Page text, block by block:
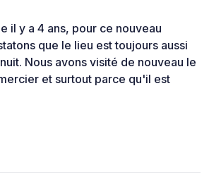
il y a 4 ans, pour ce nouveau
que le lieu est toujours aussi
Nous avons visité de nouveau le
et surtout parce qu'il est